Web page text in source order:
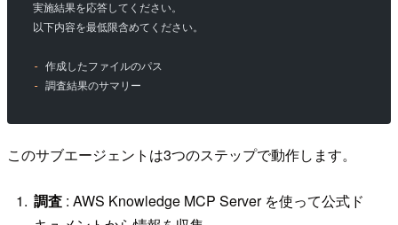
実施結果を応答してください。
以下内容を最低限含めてください。
- 作成したファイルのパス
- 調査結果のサマリー
このサブエージェントは3つのステップで動作します。
調査 : AWS Knowledge MCP Server を使って公式ド